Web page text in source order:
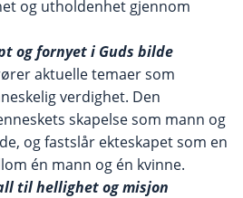
og utholdenhet gjennom
og fornyet i Guds bilde
aktuelle temaer som
verdighet. Den
skapelse som mann og
og fastslår ekteskapet som en
én mann og én kvinne.
til hellighet og misjon